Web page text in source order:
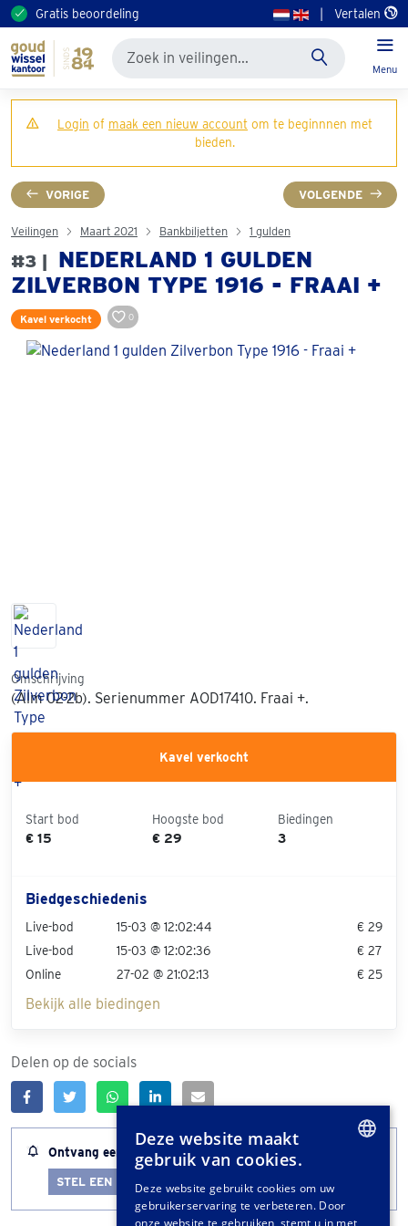
Gratis beoordeling Vertalen
Menu
Login of maak een nieuw account om te beginnnen met
bieden.
VORIGE VOLGENDE
Veilingen Maart 2021 Bankbiljetten 1 gulden
#3 |
NEDERLAND 1 GULDEN
ZILVERBON TYPE 1916 - FRAAI +
Kavel verkocht 0
Omschrijving
(Alm 02-2b). Serienummer AOD17410. Fraai +.
Kavel verkocht
Start bod
€ 15
Hoogste bod
€ 29
Biedingen
3
Biedgeschiedenis
Live-bod 15-03 @ 12:02:44
€ 29
Live-bod
15-03 @ 12:02:36
€ 27
Online
27-02 @ 21:02:13 € 25
Bekijk alle biedingen
Delen op de socials
Ontvang een melding wanneer dit kavel bijna afloopt
STEL EEN LOTALERT IN
GERMAN
Deze website maakt
gebruik van cookies.
Deze website gebruikt cookies om uw
gebruikerservaring te verbeteren. Door
onze website te gebruiken, stemt u in met